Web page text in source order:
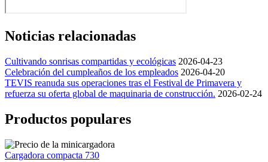
Noticias relacionadas
Cultivando sonrisas compartidas y ecológicas 2026-04-23
Celebración del cumpleaños de los empleados 2026-04-20
TEVIS reanuda sus operaciones tras el Festival de Primavera y
refuerza su oferta global de maquinaria de construcción. 2026-02-24
Productos populares
Cargadora compacta 730